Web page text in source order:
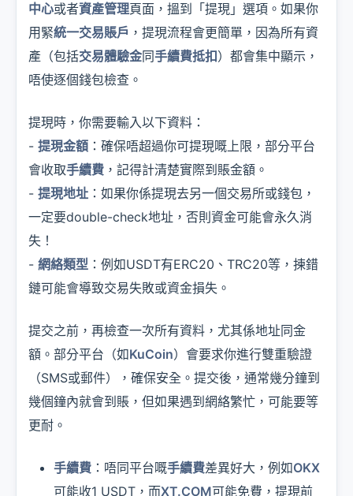
中心或者資產管理頁面，搵到「提現」選項。如果你
用緊統一交易賬戶 ，提現流程會更簡單，因為所有資
產（包括交易體驗金同手續費抵扣）都會集中顯示，
唔使逐個錢包檢查。
提現時，你需要輸入以下資料：
- 提現金額 ：確保唔超過你可提現嘅上限，部分平台
會收取手續費 ，記得計清楚實際到賬金額。
- 提現地址 ：如果你係提現去另一個交易所或錢包，
一定要double-check地址，否則資金可能會永久消
失！
- 網絡類型 ：例如USDT有ERC20、TRC20等，揀錯
鏈可能會導致交易失敗或資金損失。
提交之前，再檢查一次所有資料，尤其係地址同金
額。部分平台（如KuCoin）會要求你進行雙重驗證
（SMS或郵件），確保安全。提交後，通常幾分鐘到
幾個鐘內就會到賬，但如果遇到網絡繁忙，可能要等
更耐。
手續費 ：唔同平台嘅手續費差異好大，例如OKX
可能收1 USDT，而XT.COM可能免費，提現前